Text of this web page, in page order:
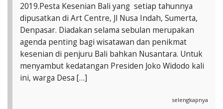
2019.Pesta Kesenian Bali yang setiap tahunnya
dipusatkan di Art Centre, Jl Nusa Indah, Sumerta,
Denpasar. Diadakan selama sebulan merupakan
agenda penting bagi wisatawan dan penikmat
kesenian di penjuru Bali bahkan Nusantara. Untuk
menyambut kedatangan Presiden Joko Widodo kali
ini, warga Desa […]
selengkapnya